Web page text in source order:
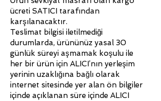
ücreti SATICI tarafından
karşılanacaktır.
Teslimat bilgisi iletilmediği
durumlarda, ürününüz yasal 30
günlük süreyi aşmamak koşulu ile
her bir ürün için ALICI’nın yerleşim
yerinin uzaklığına bağlı olarak
internet sitesinde yer alan ön bilgiler
içinde açıklanan süre içinde ALICI